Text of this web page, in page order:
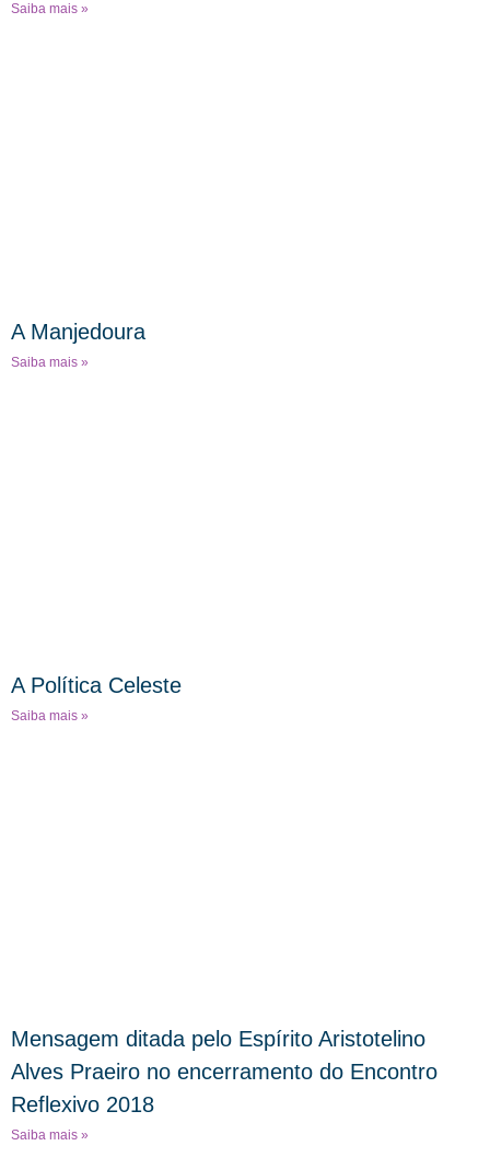
Saiba mais »
A Manjedoura
Saiba mais »
A Política Celeste
Saiba mais »
Mensagem ditada pelo Espírito Aristotelino
Alves Praeiro no encerramento do Encontro
Reflexivo 2018
Saiba mais »